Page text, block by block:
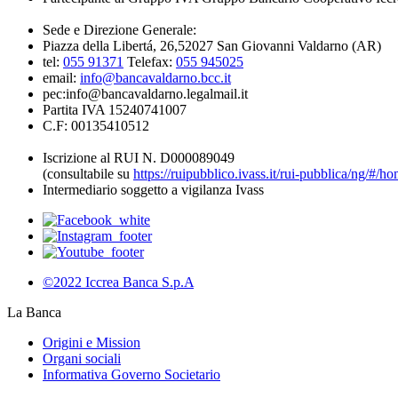
Sede e Direzione Generale:
Piazza della Libertá, 26,52027 San Giovanni Valdarno (AR)
tel: 055 91371 Telefax: 055 945025
email: info@bancavaldarno.bcc.it
pec:info@bancavaldarno.legalmail.it
Partita IVA 15240741007
C.F: 00135410512
Iscrizione al RUI N. D000089049
(consultabile su https://ruipubblico.ivass.it/rui-pubblica/ng/#/
Intermediario soggetto a vigilanza Ivass
©2022 Iccrea Banca S.p.A
La Banca
Origini e Mission
Organi sociali
Informativa Governo Societario